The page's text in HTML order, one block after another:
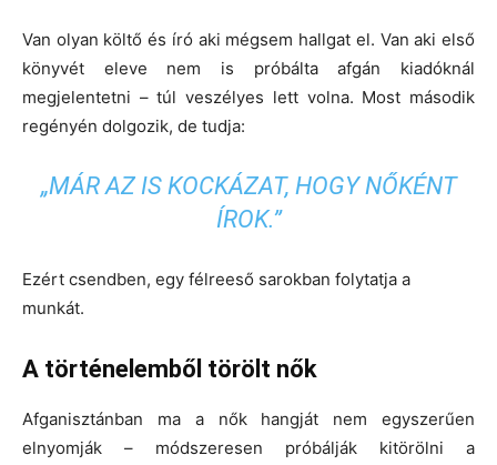
Van olyan költő és író aki mégsem hallgat el. Van aki első
könyvét eleve nem is próbálta afgán kiadóknál
megjelentetni – túl veszélyes lett volna. Most második
regényén dolgozik, de tudja:
„MÁR AZ IS KOCKÁZAT, HOGY NŐKÉNT
ÍROK.”
Ezért csendben, egy félreeső sarokban folytatja a
munkát.
A történelemből törölt nők
Afganisztánban ma a nők hangját nem egyszerűen
elnyomják – módszeresen próbálják kitörölni a